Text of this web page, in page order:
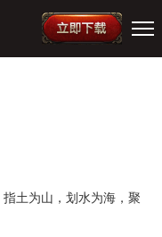
土为山，划水为海，聚